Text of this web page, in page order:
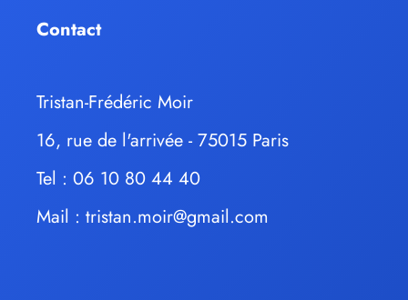
Contact
Tristan-Frédéric Moir
16, rue de l'arrivée - 75015 Paris
Tel : 06 10 80 44 40
Mail : tristan.moir@gmail.com